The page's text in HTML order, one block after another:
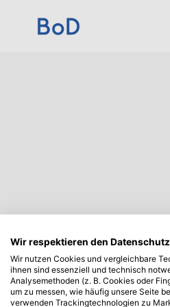
Wir respektieren den Datenschutz
Wir nutzen Cookies und vergleichbare
ihnen sind essenziell und technisch
Analysemethoden (z. B. Cookies oder
um zu messen, wie häufig unsere Seite
verwenden Trackingtechnologien zu